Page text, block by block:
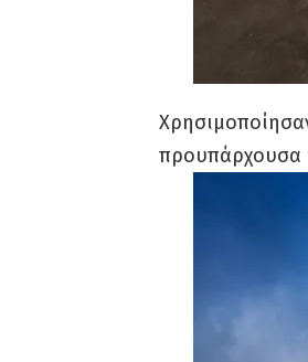
προυπάρχουσα